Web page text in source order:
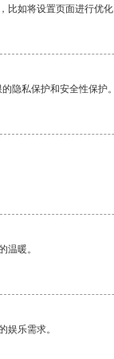
比如将设置页面进行优
隐私保护和安全性保护
温暖。
娱乐需求。